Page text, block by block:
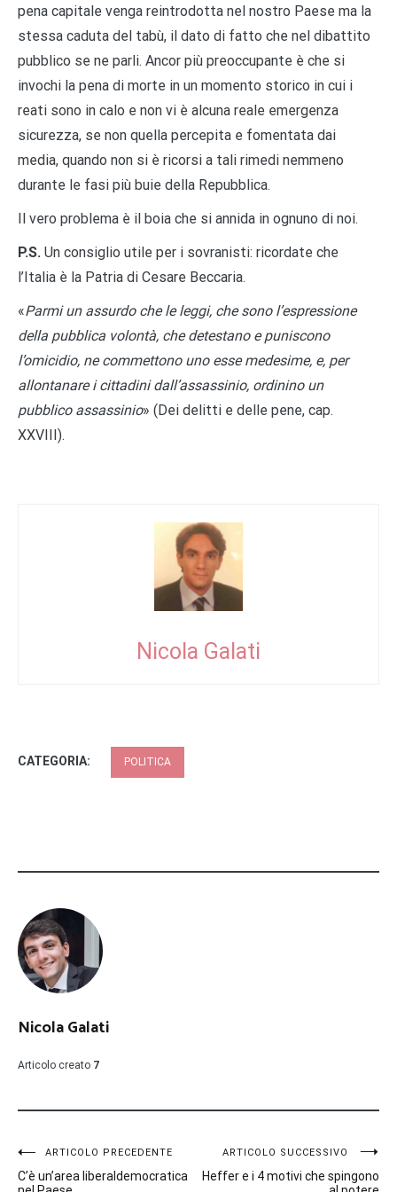
pena capitale venga reintrodotta nel nostro Paese ma la
stessa caduta del tabù, il dato di fatto che nel dibattito
pubblico se ne parli. Ancor più preoccupante è che si
invochi la pena di morte in un momento storico in cui i
reati sono in calo e non vi è alcuna reale emergenza
sicurezza, se non quella percepita e fomentata dai
media, quando non si è ricorsi a tali rimedi nemmeno
durante le fasi più buie della Repubblica.
Il vero problema è il boia che si annida in ognuno di noi.
P.S. Un consiglio utile per i sovranisti: ricordate che
l’Italia è la Patria di Cesare Beccaria.
«Parmi un assurdo che le leggi, che sono l’espressione
della pubblica volontà, che detestano e puniscono
l’omicidio, ne commettono uno esse medesime, e, per
allontanare i cittadini dall’assassinio, ordinino un
pubblico assassinio» (Dei delitti e delle pene, cap.
XXVIII).
Nicola Galati
CATEGORIA: POLITICA
Nicola Galati
Articolo creato 7
Navigazione
ARTICOLO PRECEDENTE
C’è un’area liberaldemocratica
ARTICOLO SUCCESSIVO
Heffer e i 4 motivi che spingono